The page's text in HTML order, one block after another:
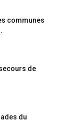
communes
de
du